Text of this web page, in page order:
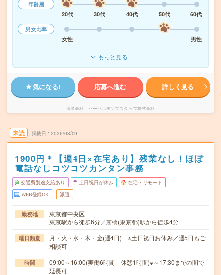
年齢層
20代
30代 40代 50代
60代
男女比率
女性
男性
もっと見る
気になる! 応募へ進む 詳しく見る
派遣会社 パーソルテンプスタッフ株式会社
未読 掲載日 2026/08/09
1900円＊【週4日×在宅あり】残業なし！ほぼ
電話なしコツコツカンタン事務
交通費別途支給あり 土日祝日が休み 在宅・リモート
WEB登録OK 派遣
勤務地
東京都中央区
東京駅から徒歩6分／京橋(東京都)駅から徒歩4分
曜日頻度
月・火・水・木・金(週4日) ※土日祝日お休み／週5日もご
相談可
時間
09:00～16:00(実働6時間 休憩1時間)※～17:30までの間で
延長可